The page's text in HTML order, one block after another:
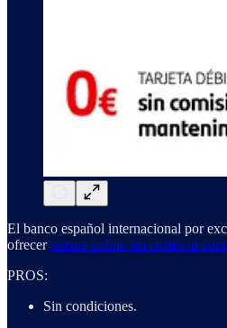
El banco español internacional por
ofrecercuenta online sin costes ni
PROS:
Sin condiciones.